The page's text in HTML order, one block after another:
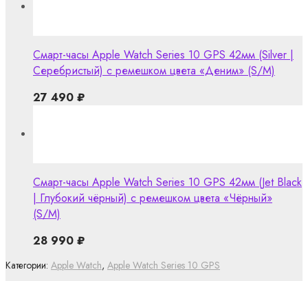
Категории: Apple Watch, Apple Watch Series 10 GPS
Смарт-часы Apple Watch Series 10 GPS 42мм (Silver |
Серебристый) с ремешком цвета «Деним» (S/M)
27 490 ₽
Смарт-часы Apple Watch Series 10 GPS 42мм (Jet Black
| Глубокий чёрный) с ремешком цвета «Чёрный»
(S/M)
28 990 ₽